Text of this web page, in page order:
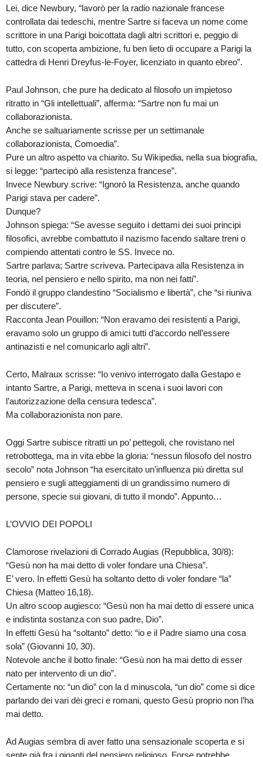
Lei, dice Newbury, “lavorò per la radio nazionale francese
controllata dai tedeschi, mentre Sartre si faceva un nome come
scrittore in una Parigi boicottata dagli altri scrittori e, peggio di
tutto, con scoperta ambizione, fu ben lieto di occupare a Parigi la
cattedra di Henri Dreyfus-le-Foyer, licenziato in quanto ebreo”.
Paul Johnson, che pure ha dedicato al filosofo un impietoso
ritratto in “Gli intellettuali”, afferma: “Sartre non fu mai un
collaborazionista.
Anche se saltuariamente scrisse per un settimanale
collaborazionista, Comoedia”.
Pure un altro aspetto va chiarito. Su Wikipedia, nella sua biografia,
si legge: “partecipò alla resistenza francese”.
Invece Newbury scrive: “Ignorò la Resistenza, anche quando
Parigi stava per cadere”.
Dunque?
Johnson spiega: “Se avesse seguito i dettami dei suoi principi
filosofici, avrebbe combattuto il nazismo facendo saltare treni o
compiendo attentati contro le SS. Invece no.
Sartre parlava; Sartre scriveva. Partecipava alla Resistenza in
teoria, nel pensiero e nello spirito, ma non nei fatti”.
Fondò il gruppo clandestino “Socialismo e libertà”, che “si riuniva
per discutere”.
Racconta Jean Pouillon: “Non eravamo dei resistenti a Parigi,
eravamo solo un gruppo di amici tutti d’accordo nell’essere
antinazisti e nel comunicarlo agli altri”.
Certo, Malraux scrisse: “Io venivo interrogato dalla Gestapo e
intanto Sartre, a Parigi, metteva in scena i suoi lavori con
l’autorizzazione della censura tedesca”.
Ma collaborazionista non pare.
Oggi Sartre subisce ritratti un po’ pettegoli, che rovistano nel
retrobottega, ma in vita ebbe la gloria: “nessun filosofo del nostro
secolo” nota Johnson “ha esercitato un’influenza più diretta sul
pensiero e sugli atteggiamenti di un grandissimo numero di
persone, specie sui giovani, di tutto il mondo”. Appunto…
L’OVVIO DEI POPOLI
Clamorose rivelazioni di Corrado Augias (Repubblica, 30/8):
“Gesù non ha mai detto di voler fondare una Chiesa”.
E’ vero. In effetti Gesù ha soltanto detto di voler fondare “la”
Chiesa (Matteo 16,18).
Un altro scoop augiesco: “Gesù non ha mai detto di essere unica
e indistinta sostanza con suo padre, Dio”.
In effetti Gesù ha “soltanto” detto: “io e il Padre siamo una cosa
sola” (Giovanni 10, 30).
Notevole anche il botto finale: “Gesù non ha mai detto di esser
nato per intervento di un dio”.
Certamente no: “un dio” con la d minuscola, “un dio” come si dice
parlando dei vari dèi greci e romani, questo Gesù proprio non l’ha
mai detto.
Ad Augias sembra di aver fatto una sensazionale scoperta e si
sente già fra i giganti del pensiero religioso. Forse potrebbe